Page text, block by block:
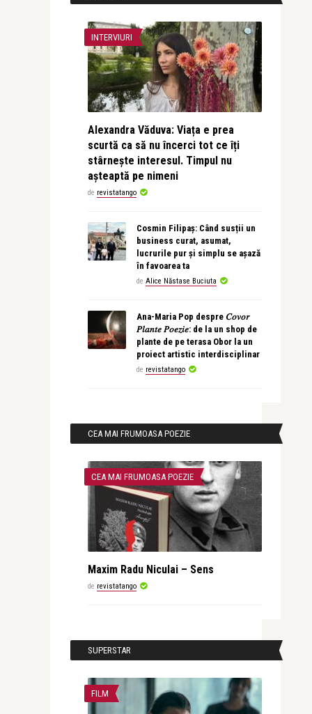
INTERVIURI
Alexandra Văduva: Viața e prea
scurtă ca să nu încerci tot ce îți
stârnește interesul. Timpul nu
așteaptă pe nimeni
de revistatango
Cosmin Filipaș: Când susții un
business curat, asumat,
lucrurile pur și simplu se așază
în favoarea ta
de Alice Năstase Buciuta
Ana-Maria Pop despre 𝐶𝑜𝑣𝑜𝑟
𝑃𝑙𝑎𝑛𝑡𝑒 𝑃𝑜𝑒𝑧𝑖𝑒: de la un shop de
plante de pe terasa Obor la un
proiect artistic interdisciplinar
de revistatango
CEA MAI FRUMOASA POEZIE
CEA MAI FRUMOASA POEZIE
Maxim Radu Niculai – Sens
de revistatango
SUPERSTAR
FILM